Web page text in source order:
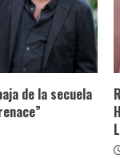
de la secuela